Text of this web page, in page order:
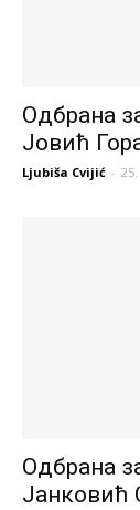
Одбрана
Јовић
Ljubiša Cvijić -
Одбрана
Јанковић